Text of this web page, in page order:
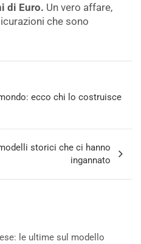
di Euro. Un vero affare,
che sono
ecco chi lo costruisce
storici che ci hanno
ingannato
le ultime sul modello